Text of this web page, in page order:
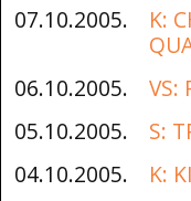
07.10.2005.
K:
06.10.2005.
VS:
05.10.2005.
S:
04.10.2005.
K: